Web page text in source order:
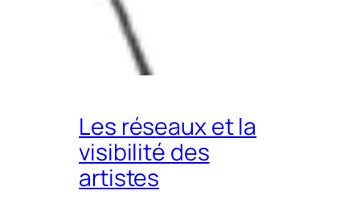
Les réseaux et la
visibilité des
artistes